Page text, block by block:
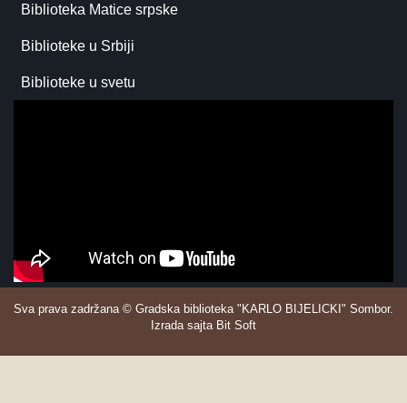
Biblioteka Matice srpske
Biblioteke u Srbiji
Biblioteke u svetu
Sva prava zadržana © Gradska biblioteka "KARLO BIJELICKI" Sombor.
Izrada sajta Bit Soft